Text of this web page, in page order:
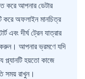
করে আপনার ডেটার
করে অফলাইন মানচিত্র
এবং দীর্ঘ ট্রেন যাত্রার
করুন। আপনার ভ্রমণে যদি
হয়তো কাজে
সময় রাখুন।